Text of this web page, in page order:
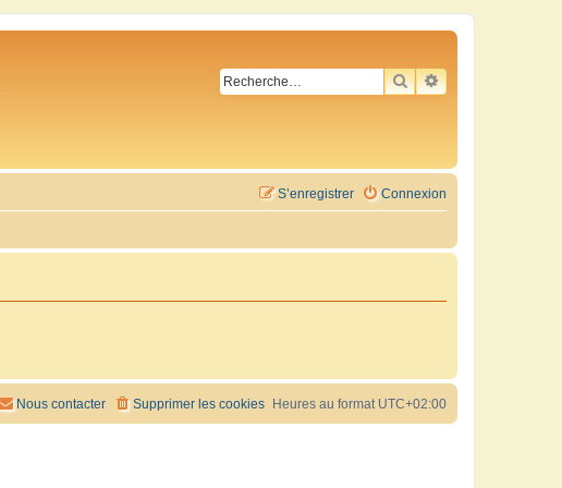
RECHERCHER
RECHERCHE
Connexion
S’enregistrer
Heures au format UTC+02:00
Supprimer les cookies
Nous contacter